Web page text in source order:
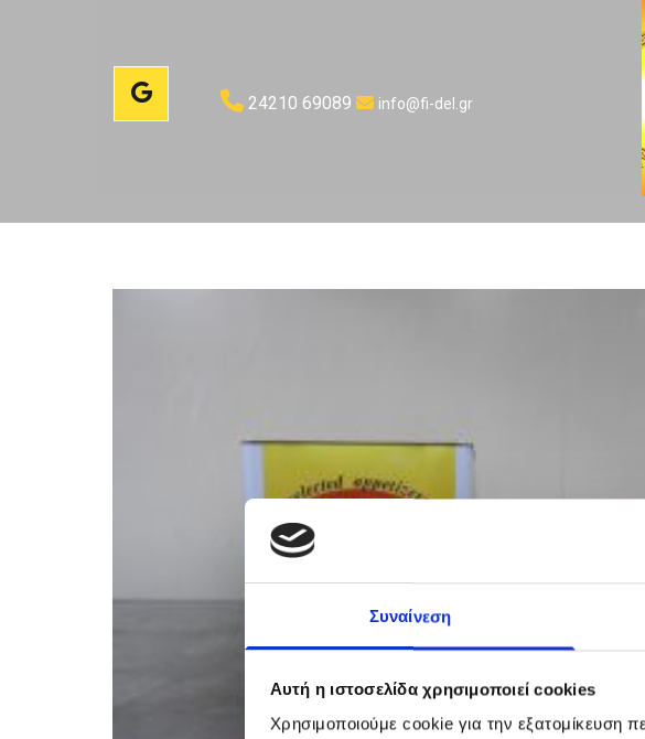
Συναίνεση
Αυτή η ιστοσελίδα χρησιμοποιεί cookies
Χρησιμοποιούμε cookie για την εξατομίκευση
 24210 69089  info@fi-del.gr